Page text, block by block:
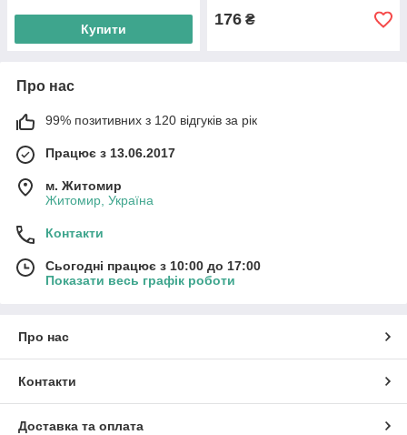
Купити
176 ₴
Про нас
99% позитивних з 120 відгуків за рік
Працює з 13.06.2017
м. Житомир
Житомир, Україна
Контакти
Сьогодні працює з 10:00 до 17:00
Показати весь графік роботи
Про нас
Контакти
Доставка та оплата